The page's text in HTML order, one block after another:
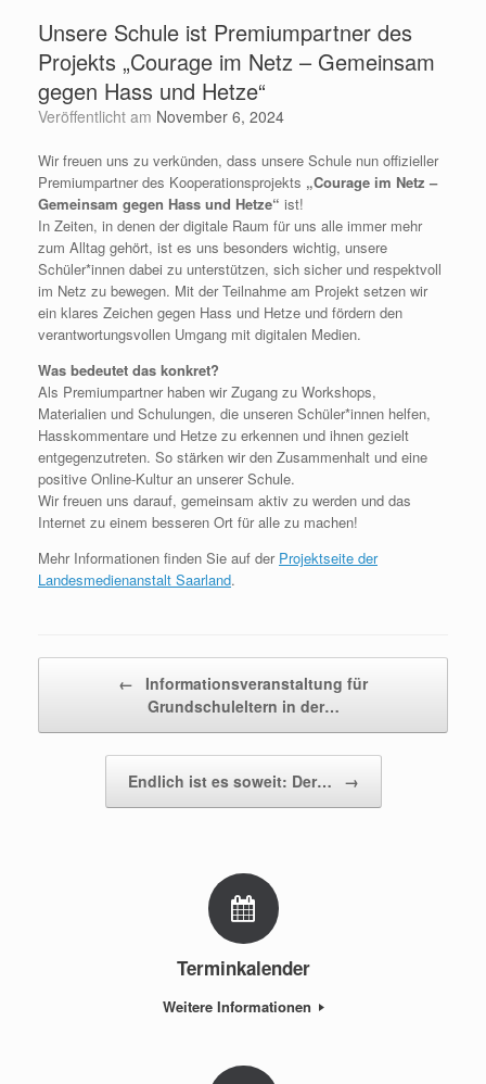
Unsere Schule ist Premiumpartner des
Projekts „Courage im Netz – Gemeinsam
gegen Hass und Hetze“
Veröffentlicht am November 6, 2024
Wir freuen uns zu verkünden, dass unsere Schule nun offizieller
Premiumpartner des Kooperationsprojekts „Courage im Netz –
Gemeinsam gegen Hass und Hetze“ ist!
In Zeiten, in denen der digitale Raum für uns alle immer mehr
zum Alltag gehört, ist es uns besonders wichtig, unsere
Schüler*innen dabei zu unterstützen, sich sicher und respektvoll
im Netz zu bewegen. Mit der Teilnahme am Projekt setzen wir
ein klares Zeichen gegen Hass und Hetze und fördern den
verantwortungsvollen Umgang mit digitalen Medien.
Was bedeutet das konkret?
Als Premiumpartner haben wir Zugang zu Workshops,
Materialien und Schulungen, die unseren Schüler*innen helfen,
Hasskommentare und Hetze zu erkennen und ihnen gezielt
entgegenzutreten. So stärken wir den Zusammenhalt und eine
positive Online-Kultur an unserer Schule.
Wir freuen uns darauf, gemeinsam aktiv zu werden und das
Internet zu einem besseren Ort für alle zu machen!
Mehr Informationen finden Sie auf der Projektseite der
Landesmedienanstalt Saarland.
←
Informationsveranstaltung für
Grundschuleltern in der…
Endlich ist es soweit: Der… →
Terminkalender
Weitere Informationen